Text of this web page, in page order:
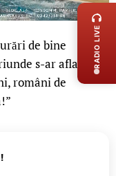
de bine
s-ar afla:
români de
RADIO LIVE